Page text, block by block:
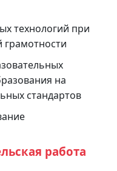
технологий при
на
стандартов
работа